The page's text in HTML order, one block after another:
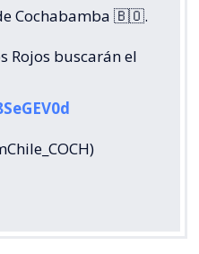
Cochabamba 🇧🇴.
Rojos buscarán el